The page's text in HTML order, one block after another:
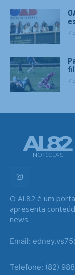
7
7
O AL82 é um
apresenta
news.
Email:
Telefone: (82)